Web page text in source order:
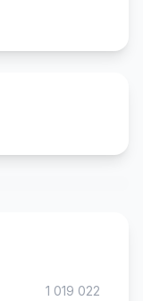
1 019 022